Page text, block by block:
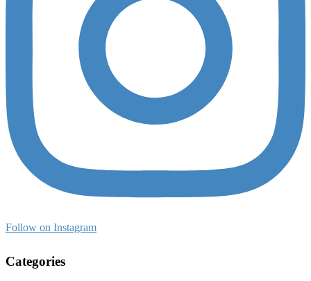
Follow on Instagram
Categories